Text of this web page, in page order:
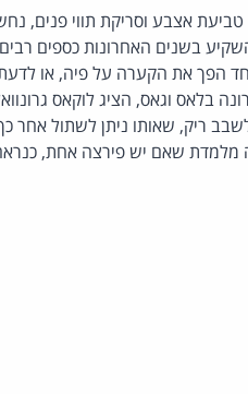
טביעת אצבע וסריקת תווי פנים,
בשנים האחרונות כספים רבים
הפך את הקערה על פיה, או
בלאס וגאס, הציג לוקאס
ריק, שאותו ניתן לשתול אחר
מלמדת שאם יש פירצה אחת,